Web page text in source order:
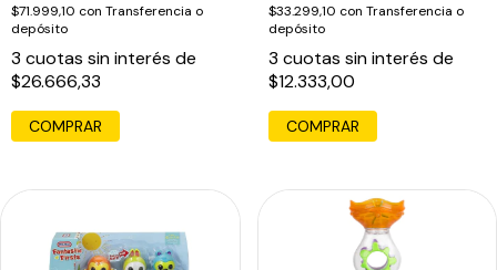
$71.999,10 con Transferencia o
depósito
3 cuotas sin interés de
$26.666,33
$33.299,10 con Transferencia o
depósito
3 cuotas sin interés de
$12.333,00